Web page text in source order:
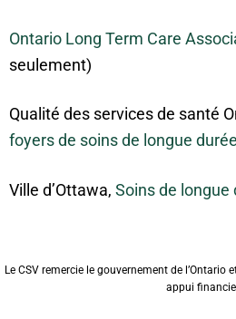
Ontario Long Term Care
seulement)
Qualité des services de santé
foyers de soins de longue
Ville d’Ottawa, Soins de longue
Le CSV remercie le gouvernement de l’Ontario
appui